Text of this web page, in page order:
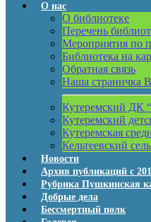
О нас
О библиотеке
Перечень
Мероприятия по
Библиотека на
Обратная связь
Наша страничка
Кутеремский ДК
Кутеремский
Кутеремская
Кельтеевский
Новости
Архив публикаций с
Рубрика Пушкинская
Добрые дела
Бессмертный полк